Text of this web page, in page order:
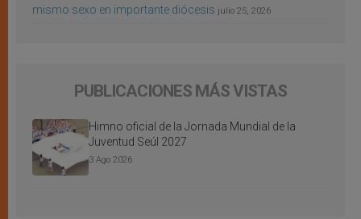
mismo sexo en importante diócesis julio 25, 2026
PUBLICACIONES MÁS VISTAS
Himno oficial de la Jornada Mundial de la
Juventud Seúl 2027
3 Ago 2026